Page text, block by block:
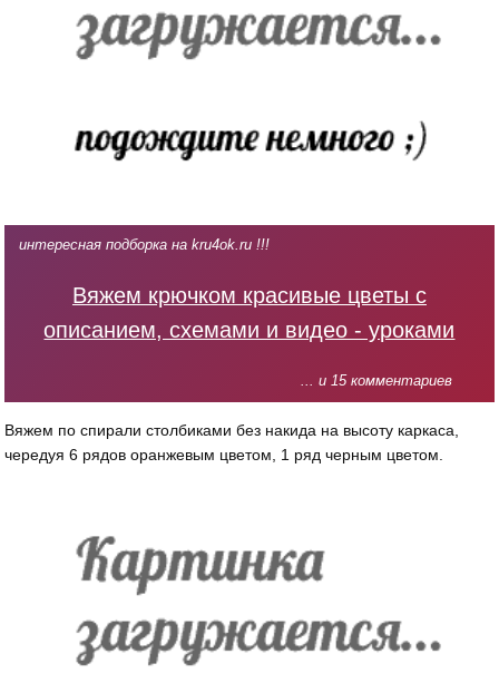
интересная подборка на kru4ok.ru !!!
Вяжем крючком красивые цветы с
описанием, схемами и видео - уроками
... и 15 комментариев
Вяжем по спирали столбиками без накида на высоту каркаса,
чередуя 6 рядов оранжевым цветом, 1 ряд черным цветом.